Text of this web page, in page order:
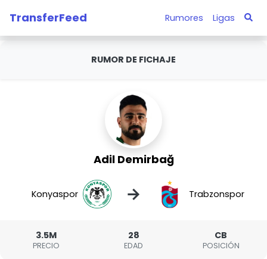
TransferFeed Rumores Ligas
RUMOR DE FICHAJE
Adil Demirbağ
Konyaspor → Trabzonspor
3.5M
PRECIO
28
EDAD
CB
POSICIÓN